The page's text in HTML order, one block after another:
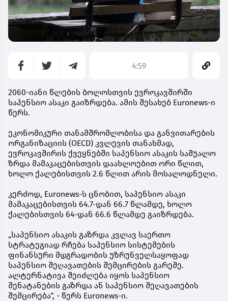
4:59
2060-იანი წლების ბოლოსთვის ევროკავშირში
საპენსიო ასაკი გაიზრდება. ამის შესახებ Euronews-ი
წერს.
ეკონომიკური თანამშრომლობისა და განვითარების
ორგანიზაციის (OECD) კვლევის თანახმად,
ევროკავშირის ქვეყნებში საპენსიო ასაკის საშუალო
ზრდა მამაკაცებისთვის დაახლოებით ორი წლით,
ხოლო ქალებისთვის 2.6 წლით არის მოსალოდნელი.
კერძოდ, Euronews-ს ცნობით, საპენსიო ასაკი
მამაკაცებისთვის 64.7-დან 66.7 წლამდე, ხოლო
ქალებისთვის 64-დან 66.6 წლამდე გაიზრდება.
„საპენსიო ასაკის გაზრდა კვლავ საერთო
სტრატეგიად რჩება საპენსიო სისტემების
ფინანსური მდგრადობის უზრუნველსაყოფად
საპენსიო შეღავათების შემცირების გარეშე.
ალტერნატივა შეიძლება იყოს საპენსიო
შენატანების გაზრდა ან საპენსიო შეღავათების
შემცირება“, - წერს Euronews-ი.